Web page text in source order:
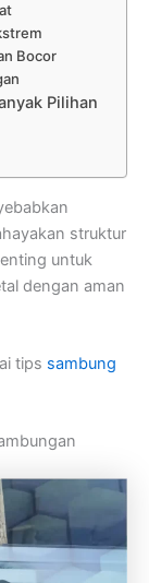
Bocor
Pilihan
struktur
untuk
dengan aman
tips sambung